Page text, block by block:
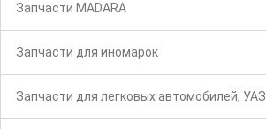
Запчасти MADARA
Запчасти для иномарок
Запчасти для легковых автомобилей, УАЗ